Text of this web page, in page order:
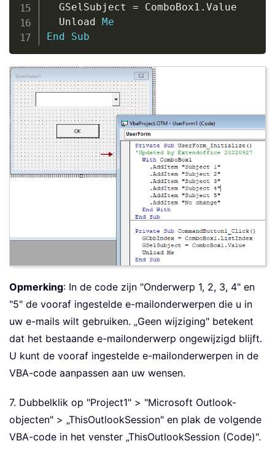
  GSelSubject
= ComboBox1 . Value
  Unload
Me
End
Sub
Opmerking: In de code zijn "Onderwerp 1, 2, 3, 4" en
"5" de vooraf ingestelde e-mailonderwerpen die u in
uw e-mails wilt gebruiken. „Geen wijziging" betekent
dat het bestaande e-mailonderwerp ongewijzigd blijft.
U kunt de vooraf ingestelde e-mailonderwerpen in de
VBA-code aanpassen aan uw wensen.
7. Dubbelklik op "Project1" > "Microsoft Outlook-
objecten" > „ThisOutlookSession" en plak de volgende
VBA-code in het venster „ThisOutlookSession (Code)".